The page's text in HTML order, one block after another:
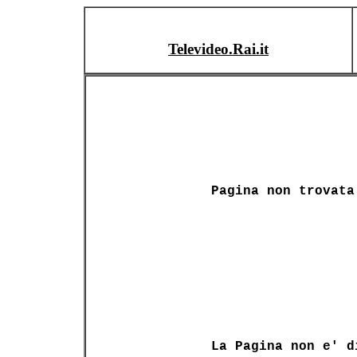
Televideo.Rai.it
Pagina non trovata
La Pagina non e'